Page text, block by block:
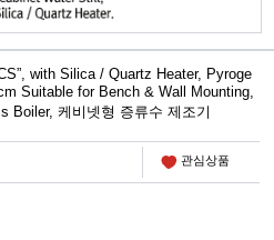
with Silica / Quartz Heater, Pyroge
Suitable for Bench & Wall Mounting,
Boiler, 케비넷형 증류수 제조기
관심상품